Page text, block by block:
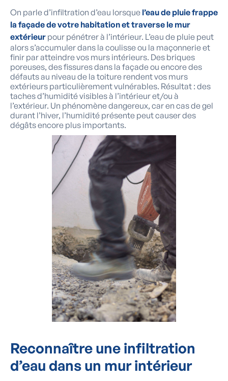
On parle d’infiltration d’eau lorsque l’eau de pluie frappe
la façade de votre habitation et traverse le mur
extérieur pour pénétrer à l’intérieur. L’eau de pluie peut
alors s’accumuler dans la coulisse ou la maçonnerie et
finir par atteindre vos murs intérieurs. Des briques
poreuses, des fissures dans la façade ou encore des
défauts au niveau de la toiture rendent vos murs
extérieurs particulièrement vulnérables. Résultat : des
taches d’humidité visibles à l’intérieur et/ou à
l’extérieur. Un phénomène dangereux, car en cas de gel
durant l’hiver, l’humidité présente peut causer des
dégâts encore plus importants.
Reconnaître une infiltration
d’eau dans un mur intérieur